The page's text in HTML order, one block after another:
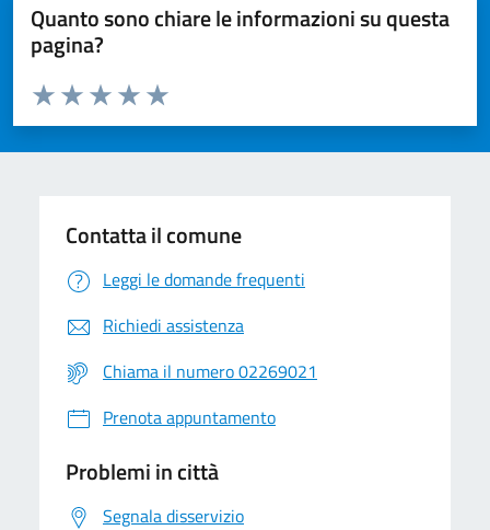
Quanto sono chiare le informazioni su questa
pagina?
Valuta da 1 a 5 stelle la pagina
Valuta 5 stelle su 5
Valuta 4 stelle su 5
Valuta 3 stelle su 5
Valuta 2 stelle su 5
Valuta 1 stelle su 5
Contatta il comune
Leggi le domande frequenti
Richiedi assistenza
Chiama il numero 02269021
Prenota appuntamento
Problemi in città
Segnala disservizio